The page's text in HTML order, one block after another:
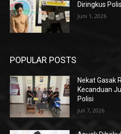
Diringkus
Juni 1, 2026
POPULAR POSTS
Nekat Gasak
Kecanduan
Polisi
Juli 7, 2026